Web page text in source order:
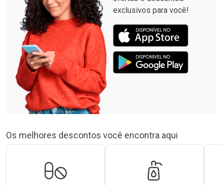
exclusivos para você!
Os melhores descontos você encontra aqui